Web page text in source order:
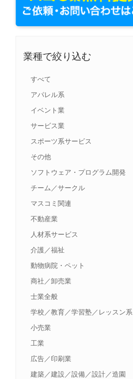
業種で絞り込む
すべて
アパレル系
イベント業
サービス業
スポーツ系サービス
その他
ソフトウェア・プログラム開発
チーム／サークル
マスコミ関連
不動産業
人材系サービス
介護／福祉
動物病院・ペット
商社／卸売業
士業全般
学校／教育／学習塾／レッスン系
小売業
工業
広告／印刷業
建築／建設／設備／設計／造園